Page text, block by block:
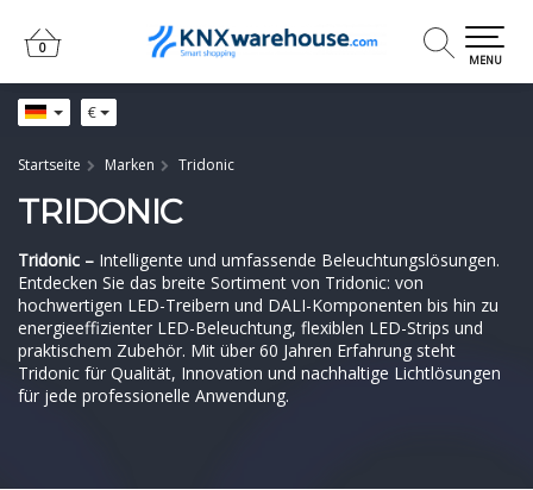
€
0
0
MENU
Startseite Marken Tridonic
TRIDONIC
Tridonic – Intelligente und umfassende Beleuchtungslösungen.
Entdecken Sie das breite Sortiment von Tridonic: von
hochwertigen LED-Treibern und DALI-Komponenten bis hin zu
energieeffizienter LED-Beleuchtung, flexiblen LED-Strips und
praktischem Zubehör. Mit über 60 Jahren Erfahrung steht
Tridonic für Qualität, Innovation und nachhaltige Lichtlösungen
für jede professionelle Anwendung.